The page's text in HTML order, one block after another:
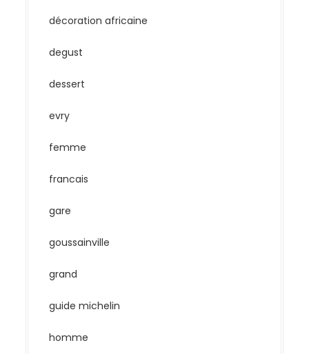
décoration africaine
degust
dessert
evry
femme
francais
gare
goussainville
grand
guide michelin
homme